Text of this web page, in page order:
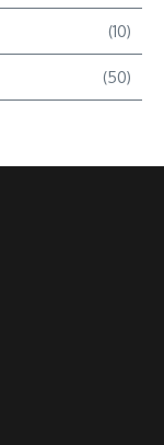
(10)
(50)